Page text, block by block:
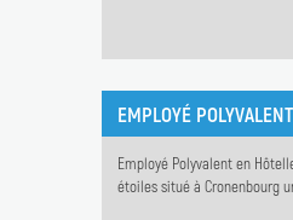
EMPLOYÉ
Employé Polyvalent en
étoiles situé à Cronenbourg